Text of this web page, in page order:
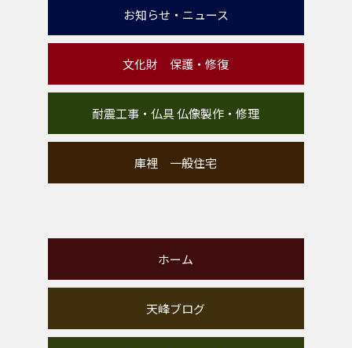
お知らせ・ニュース
文化財 保護・修復
耐震工事・仏具 仏像製作・修理
庫裡 一般住宅
ホーム
天峰ブログ